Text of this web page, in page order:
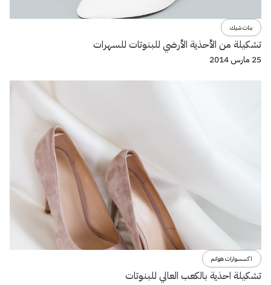
بنات شيك
تشكيلة من الأحذية الأرضي للبنوتات للسهرات
25 مارس 2014
اكسسوارات هوانم
تشكيلة احذية بالكعب العالي للبنوتات